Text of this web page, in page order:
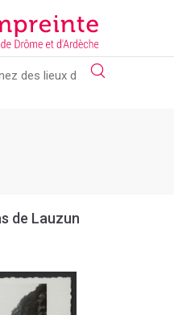
B263626101_X9 )
default styling
de Lauzun